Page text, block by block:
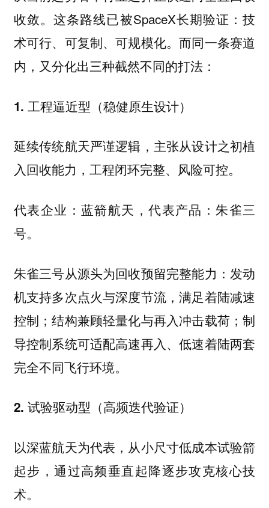
收敛。这条路线已被SpaceX长期验证：技
术可行、可复制、可规模化。而同一条赛道
内，又分化出三种截然不同的打法：
1. 工程逼近型（稳健原生设计）
延续传统航天严谨逻辑，主张从设计之初植
入回收能力，工程闭环完整、风险可控。
代表企业：蓝箭航天，代表产品：朱雀三
号。
朱雀三号从源头为回收预留完整能力：发动
机支持多次点火与深度节流，满足着陆减速
控制；结构兼顾轻量化与再入冲击载荷；制
导控制系统可适配高速再入、低速着陆两套
完全不同飞行环境。
2. 试验驱动型（高频迭代验证）
以深蓝航天为代表，从小尺寸低成本试验箭
起步，通过高频垂直起降逐步攻克核心技
术。